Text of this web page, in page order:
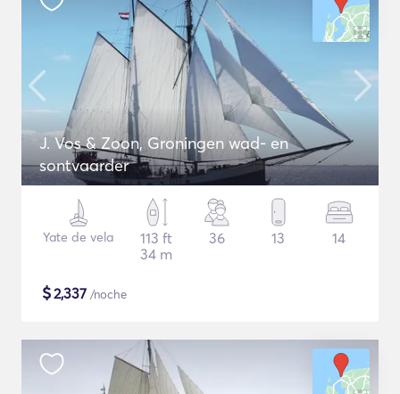
J. Vos & Zoon, Groningen wad- en
sontvaarder
Yate de vela
113 ft
34 m
36 13 14
$2,337 /noche